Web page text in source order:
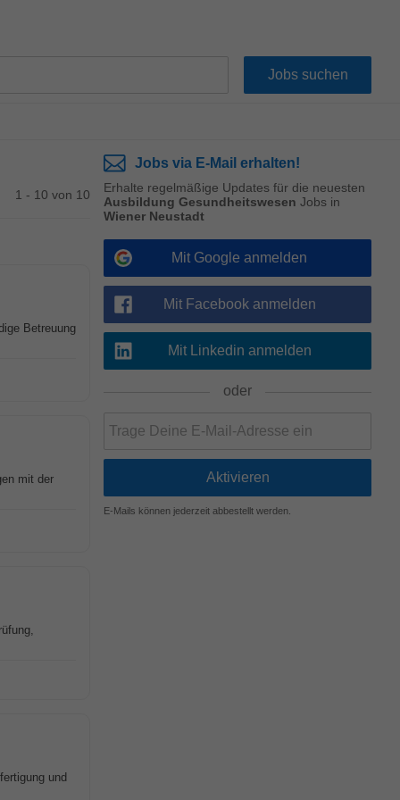
1 - 10 von 10
Betreuung
mit der
und
Jobs via E-Mail erhalten!
Erhalte regelmäßige Updates für die neuesten
Ausbildung Gesundheitswesen Jobs in
Wiener Neustadt
Mit Google anmelden
Mit Facebook anmelden
Mit Linkedin anmelden
oder
E-Mails können jederzeit abbestellt werden.